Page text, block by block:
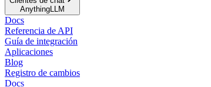
AnythingLLM
Docs
Referencia de API
Guía de integración
Aplicaciones
Blog
Registro de cambios
Docs